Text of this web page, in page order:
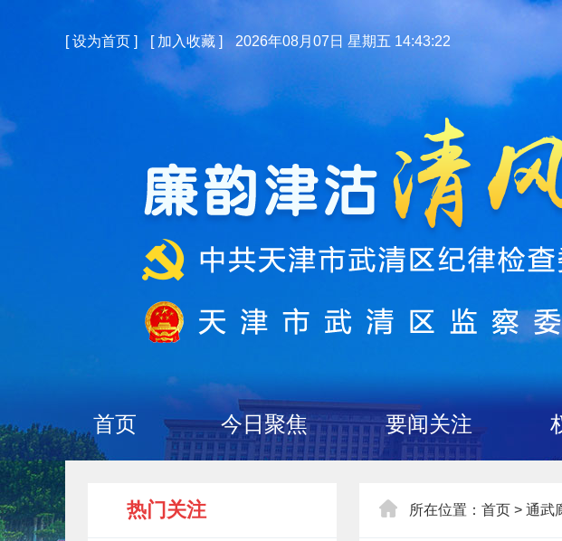
[设为首页 ] [ 加入收藏 ] 2026年08月07日 星期五 14:43:24
首页 今日聚焦 要闻关注
热门关注 所在位置： 首页 > 通武